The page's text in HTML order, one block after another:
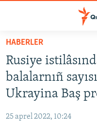
Esas
qaytmaq
Baş
navigatsiyağa
qaytmaq
Qıdıruvğa
qaytmaq
SİYASET
İQTİSADİYAT
MEDENİYET
HABERLER
Rusiye
balalarnıñ
Ukrayina Baş
25 aprel 2022, 10:24